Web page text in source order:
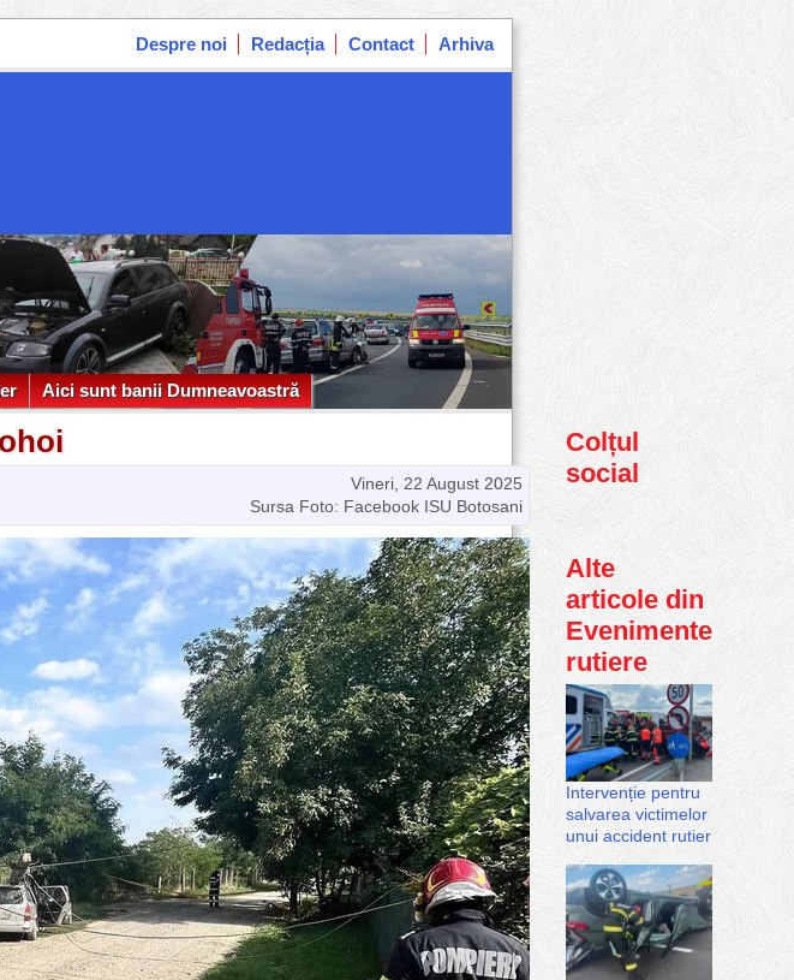
Despre noi Redacția Contact Arhiva
Aici sunt banii Dumneavoastră
Vineri, 22 August 2025
Sursa Foto: Facebook ISU Botosani
Colțul
social
Alte
articole din
Evenimente
rutiere
Intervenție pentru
salvarea victimelor
unui accident rutier